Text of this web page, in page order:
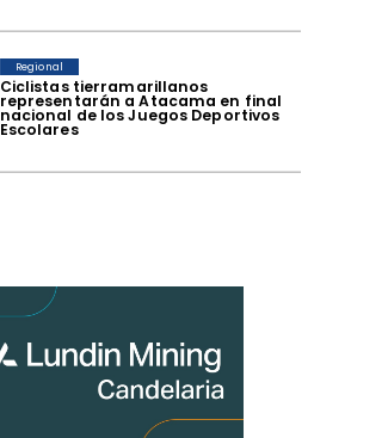
​Ciclistas tierramarillanos
representarán a Atacama en final
nacional de los Juegos Deportivos
Escolares
Regional